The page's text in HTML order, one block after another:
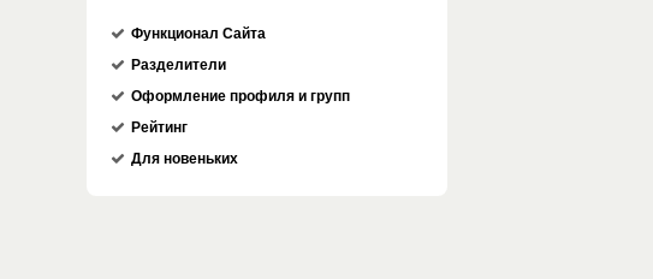
Функционал Сайта
Разделители
Оформление профиля и групп
Рейтинг
Для новеньких